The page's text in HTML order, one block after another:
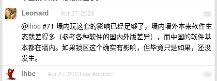
72
Leonard Apr 27, 2023
@lhbc #71 墙内玩这套的影响已经足够了，墙内墙外本来软件生
态就差得多（参考各种软件的国内外版差异），而中国的软件基
本都在墙内。如果锁区这个确实有影响，但毕竟只是如果，还没
发生。
73
lhbc Apr 27, 2023 via Android